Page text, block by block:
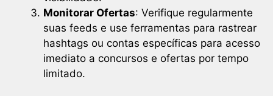
Monitorar Ofertas: Verifique regularmente
suas feeds e use ferramentas para rastrear
hashtags ou contas específicas para acesso
imediato a concursos e ofertas por tempo
limitado.